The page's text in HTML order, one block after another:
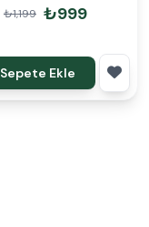
₺1,199 ₺999
Sepete Ekle